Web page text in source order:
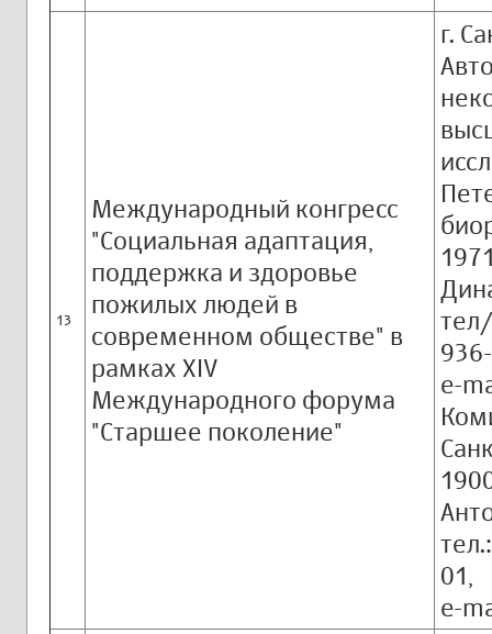
13
Международный конгресс
"Социальная адаптация,
поддержка и здоровье
пожилых людей в
современном обществе" в
рамках XIV
Международного форума
"Старшее поколение"
г.
e-
01,
e-